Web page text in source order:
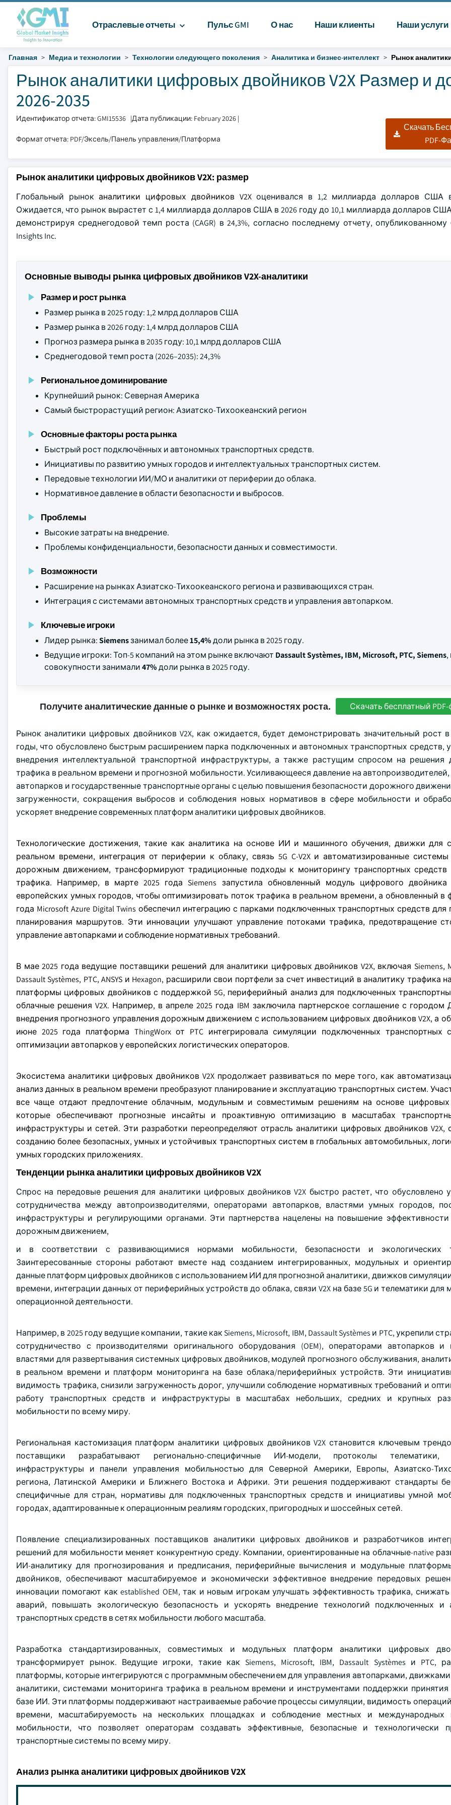
Отраслевые отчеты Пульс GMI О нас Наши клиенты Наши услуги
Главная Медиа и технологии Технологии следующего поколения Аналитика и бизнес-интеллект Рынок
Рынок аналитики цифровых двойников V2X Размер и
2026-2035
Идентификатор отчета: GMI15536 |Дата публикации: February 2026 |
Формат отчета: PDF/Эксель/Панель управления/Платформа
Скачать
PDF-
Рынок аналитики цифровых двойников V2X: размер
Глобальный рыноканалитики цифровых двойников V2Xоценивался в 1,2 миллиарда долларов США
Ожидается, что рынок вырастет с 1,4 миллиарда долларов США в 2026 году до 10,1 миллиарда долларов США
демонстрируя среднегодовой темп роста (CAGR) в 24,3%, согласно последнему отчету, опубликованному
Insights Inc.
Основные выводы рынка цифровых двойников V2X-аналитики
Размер и рост рынка
Размер рынка в 2025 году: 1,2 млрд долларов США
Размер рынка в 2026 году: 1,4 млрд долларов США
Прогноз размера рынка в 2035 году: 10,1 млрд долларов США
Среднегодовой темп роста (2026–2035): 24,3%
Региональное доминирование
Крупнейший рынок: Северная Америка
Самый быстрорастущий регион: Азиатско-Тихоокеанский регион
Основные факторы роста рынка
Быстрый рост подключённых и автономных транспортных средств.
Инициативы по развитию умных городов и интеллектуальных транспортных систем.
Передовые технологии ИИ/МО и аналитики от периферии до облака.
Нормативное давление в области безопасности и выбросов.
Проблемы
Высокие затраты на внедрение.
Проблемы конфиденциальности, безопасности данных и совместимости.
Возможности
Расширение на рынках Азиатско-Тихоокеанского региона и развивающихся стран.
Интеграция с системами автономных транспортных средств и управления автопарком.
Ключевые игроки
Лидер рынка:Siemensзанимал более15,4%доли рынка в 2025 году.
Ведущие игроки: Топ-5 компаний на этом рынке включают Dassault Systèmes, IBM, Microsoft, PTC, Siemens,
совокупности занимали47%доли рынка в 2025 году.
Получите аналитические данные о рынке и возможностях роста. Скачать бесплатный
Рынок аналитики цифровых двойников V2X, как ожидается, будет демонстрировать значительный рост
годы, что обусловлено быстрым расширением парка подключенных и автономных транспортных средств,
внедрения интеллектуальной транспортной инфраструктуры, а также растущим спросом на решения
трафика в реальном времени и прогнозной мобильности. Усиливающееся давление на
автопарков и государственные транспортные органы с целью повышения безопасности дорожного
загруженности, сокращения выбросов и соблюдения новых нормативов в сфере мобильности и
ускоряет внедрение современных платформ аналитики цифровых двойников.
Технологические достижения, такие как аналитика на основе ИИ и машинного обучения, движки для
реальном времени, интеграция от периферии к облаку, связь 5G C-V2X и автоматизированные системы
дорожным движением, трансформируют традиционные подходы к мониторингу транспортных средств
трафика. Например, в марте 2025 года Siemens запустила обновленный модуль цифрового двойника
европейских умных городов, чтобы оптимизировать поток трафика в реальном времени, а обновленный в
года Microsoft Azure Digital Twins обеспечил интеграцию с парками подключенных транспортных средств для
планирования маршрутов. Эти инновации улучшают управление потоками трафика, предотвращение
управление автопарками и соблюдение нормативных требований.
В мае 2025 года ведущие поставщики решений для аналитики цифровых двойников V2X, включая Siemens,
Dassault Systèmes, PTC, ANSYS и Hexagon, расширили свои портфели за счет инвестиций в аналитику трафика
платформы цифровых двойников с поддержкой 5G, периферийный анализ для подключенных
облачные решения V2X. Например, в апреле 2025 года IBM заключила партнерское соглашение с городом
внедрения прогнозного управления дорожным движением с использованием цифровых двойников V2X, а
июне 2025 года платформа ThingWorx от PTC интегрировала симуляции подключенных транспортных
оптимизации автопарков у европейских логистических операторов.
Экосистема аналитики цифровых двойников V2X продолжает развиваться по мере того, как
анализ данных в реальном времени преобразуют планирование и эксплуатацию транспортных систем.
все чаще отдают предпочтение облачным, модульным и совместимым решениям на основе цифровых
которые обеспечивают прогнозные инсайты и проактивную оптимизацию в масштабах
инфраструктуры и сетей. Эти разработки переопределяют отрасль аналитики цифровых двойников V2X,
созданию более безопасных, умных и устойчивых транспортных систем в глобальных автомобильных,
умных городских приложениях.
Тенденции рынка аналитики цифровых двойников V2X
Спрос на передовые решения для аналитики цифровых двойников V2X быстро растет, что обусловлено
сотрудничества между автопроизводителями, операторами автопарков, властями умных городов,
инфраструктуры и регулирующими органами. Эти партнерства нацелены на повышение эффективности
дорожным движением,
и в соответствии с развивающимися нормами мобильности, безопасности и экологических
Заинтересованные стороны работают вместе над созданием интегрированных, модульных и
данные платформ цифровых двойников с использованием ИИ для прогнозной аналитики, движков
времени, интеграции данных от периферийных устройств до облака, связи V2X на базе 5G и телематики для
операционной деятельности.
Например, в 2025 году ведущие компании, такие как Siemens, Microsoft, IBM, Dassault Systèmes и PTC, укрепили
сотрудничество с производителями оригинального оборудования (OEM), операторами автопарков и
властями для развертывания системных цифровых двойников, модулей прогнозного обслуживания,
в реальном времени и платформ мониторинга на базе облака/периферийных устройств. Эти
видимость трафика, снизили загруженность дорог, улучшили соблюдение нормативных требований и
работу транспортных средств и инфраструктуры в масштабах небольших, средних и крупных
мобильности по всему миру.
Региональная кастомизация платформ аналитики цифровых двойников V2X становится ключевым
поставщики разрабатывают регионально-специфичные ИИ-модели, протоколы телематики,
инфраструктуры и панели управления мобильностью для Северной Америки, Европы, Азиатско-
региона, Латинской Америки и Ближнего Востока и Африки. Эти решения поддерживают стандарты
специфичные для стран, нормативы для подключенных транспортных средств и инициативы умной
городах, адаптированные к операционным реалиям городских, пригородных и шоссейных сетей.
Появление специализированных поставщиков аналитики цифровых двойников и разработчиков
решений для мобильности меняет конкурентную среду. Компании, ориентированные на облачные-native
ИИ-аналитику для прогнозирования и предписания, периферийные вычисления и модульные
двойников, обеспечивают масштабируемое и экономически эффективное внедрение передовых
инновации помогают как established OEM, так и новым игрокам улучшать эффективность трафика,
аварий, повышать экологическую безопасность и ускорять внедрение технологий подключенных и
транспортных средств в сетях мобильности любого масштаба.
Разработка стандартизированных, совместимых и модульных платформ аналитики цифровых
трансформирует рынок. Ведущие игроки, такие как Siemens, Microsoft, IBM, Dassault Systèmes и PTC,
платформы, которые интегрируются с программным обеспечением для управления автопарками,
аналитики, системами мониторинга трафика в реальном времени и инструментами поддержки
базе ИИ. Эти платформы поддерживают настраиваемые рабочие процессы симуляции, видимость
времени, масштабируемость на нескольких площадках и соблюдение местных и международных
мобильности, что позволяет операторам создавать эффективные, безопасные и технологически
транспортные системы по всему миру.
Анализ рынка аналитики цифровых двойников V2X